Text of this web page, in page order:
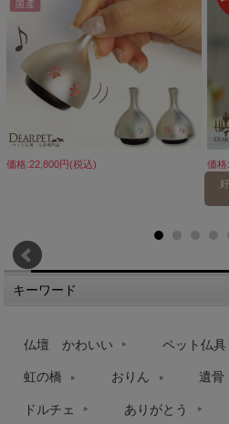
価格:22,800円(税込)
価格
キーワード
仏壇 かわいい ペット仏具
虹の橋 おりん 遺骨
ドルチェ ありがとう